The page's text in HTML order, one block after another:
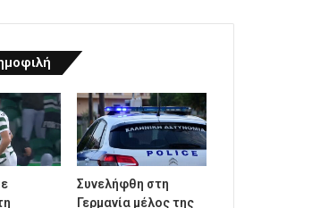
Συνελήφθη στη
Γερμανία μέλος της